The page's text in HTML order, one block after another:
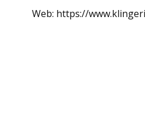
Web: https://